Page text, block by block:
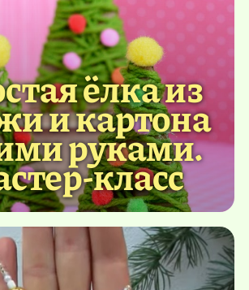
ёлка из
и картона
руками.
класс